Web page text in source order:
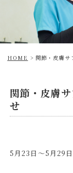
HOME > 関節・皮膚サ
関節・皮膚
せ
5月23日～5月29